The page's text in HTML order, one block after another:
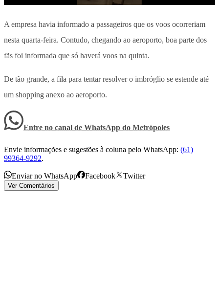
A empresa havia informado a passageiros que os voos ocorreriam
nesta quarta-feira. Contudo, chegando ao aeroporto, boa parte dos
fãs foi informada que só haverá voos na quinta.
De tão grande, a fila para tentar resolver o imbróglio se estende até
um shopping anexo ao aeroporto.
Entre no canal de WhatsApp do Metrópoles
Envie informações e sugestões à coluna pelo WhatsApp: (61)
99364-9292.
Enviar no WhatsApp Facebook Twitter
Ver Comentários